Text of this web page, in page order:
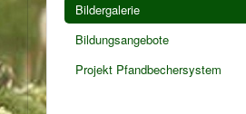
Bildergalerie
Bildungsangebote
Projekt Pfandbechersystem